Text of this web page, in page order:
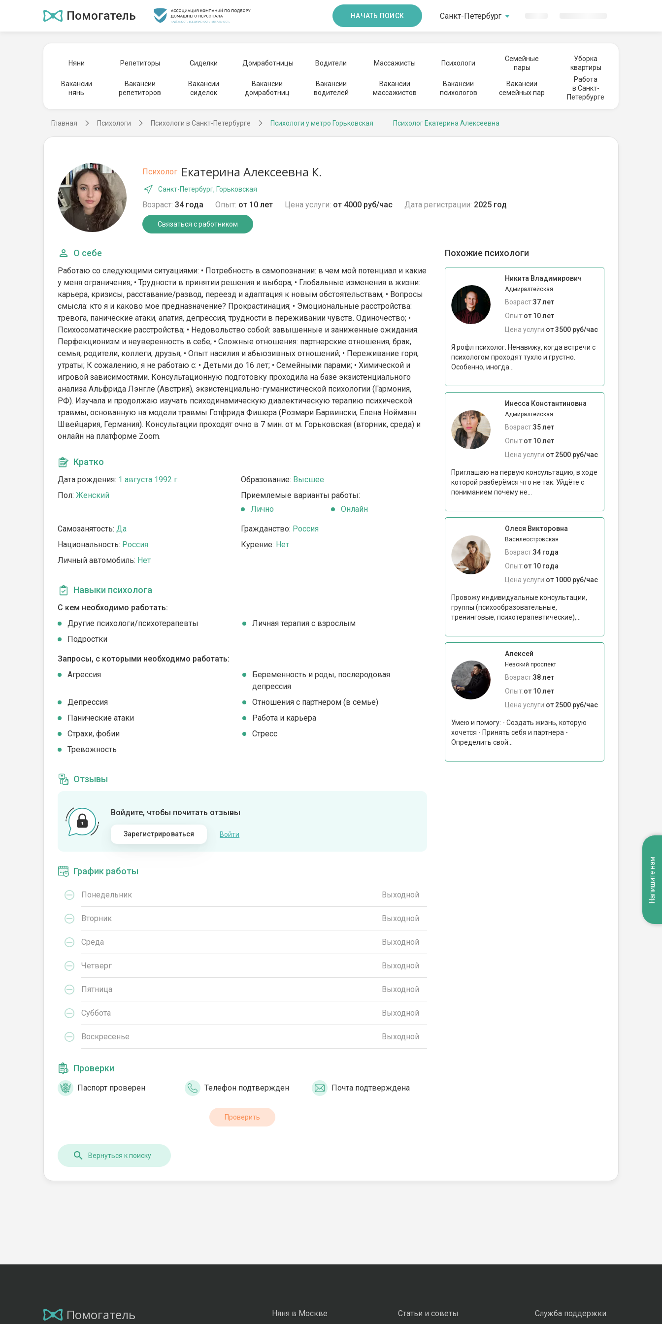
Помогатель НАЧАТЬ ПОИСК Санкт-Петербург
Няни Репетиторы Сиделки Домработницы Водители Массажисты Психологи
Семейные
пары
Уборка
квартиры
Вакансии
нянь
Вакансии
репетиторов
Вакансии
сиделок
Вакансии
домработниц
Вакансии
водителей
Вакансии
массажистов
Вакансии
психологов
Вакансии
семейных пар
Работа
в Санкт-
Петербурге
Главная Психологи Психологи в Санкт-Петербурге Психологи у метро Горьковская Психолог Екатерина Алексеевна
Психолог Екатерина Алексеевна К.
Санкт-Петербург, Горьковская
Возраст: 34 года Опыт: от 10 лет Цена услуги: от 4000 руб/час Дата регистрации: 2025 год
Связаться с работником
О себе
Работаю со следующими ситуациями: • Потребность в самопознании: в чем мой потенциал и какие
у меня ограничения; • Трудности в принятии решения и выбора; • Глобальные изменения в жизни:
карьера, кризисы, расставание/развод, переезд и адаптация к новым обстоятельствам; • Вопросы
смысла: кто я и каково мое предназначение? Прокрастинация; • Эмоциональные расстройства:
тревога, панические атаки, апатия, депрессия, трудности в переживании чувств. Одиночество; •
Психосоматические расстройства; • Недовольство собой: завышенные и заниженные ожидания.
Перфекционизм и неуверенность в себе; • Сложные отношения: партнерские отношения, брак,
семья, родители, коллеги, друзья; • Опыт насилия и абьюзивных отношений; • Переживание горя,
утраты; К сожалению, я не работаю с: • Детьми до 16 лет; • Семейными парами; • Химической и
игровой зависимостями. Консультационную подготовку проходила на базе экзистенциального
анализа Альфрида Лэнгле (Австрия), экзистенциально-гуманистической психологии (Гармония,
РФ). Изучала и продолжаю изучать психодинамическую диалектическую терапию психической
травмы, основанную на модели травмы Готфрида Фишера (Розмари Барвински, Елена Нойманн
Швейцария, Германия). Консультации проходят очно в 7 мин. от м. Горьковская (вторник, среда) и
онлайн на платформе Zoom.
Кратко
Дата рождения: 1 августа 1992 г. Образование: Высшее
Пол: Женский
Приемлемые варианты работы:
Лично
Онлайн
Самозанятость: Да Гражданство: Россия
Национальность: Россия Курение: Нет
Личный автомобиль: Нет
Навыки психолога
С кем необходимо работать:
Другие психологи/психотерапевты
Личная терапия с взрослым
Подростки
Запросы, с которыми необходимо работать:
Агрессия
Беременность и роды, послеродовая
депрессия
Депрессия
Отношения с партнером (в семье)
Панические атаки
Работа и карьера
Страхи, фобии
Стресс
Тревожность
Отзывы
Войдите, чтобы почитать отзывы
Зарегистрироваться Войти
График работы
Понедельник Выходной
Вторник Выходной
Среда Выходной
Четверг Выходной
Пятница Выходной
Суббота Выходной
Воскресенье Выходной
Проверки
Паспорт проверен Телефон подтвержден Почта подтверждена
Проверить
Похожие психологи
Никита Владимирович
Адмиралтейская
Возраст:37 лет
Опыт:от 10 лет
Цена услуги:от 3500 руб/час
Я рофл психолог. Ненавижу, когда встречи с
психологом проходят тухло и грустно.
Особенно, иногда...
Инесса Константиновна
Адмиралтейская
Возраст:35 лет
Опыт:от 10 лет
Цена услуги:от 2500 руб/час
Приглашаю на первую консультацию, в ходе
которой разберёмся что не так. Уйдёте с
пониманием почему не...
Олеся Викторовна
Василеостровская
Возраст:34 года
Опыт:от 10 года
Цена услуги:от 1000 руб/час
Провожу индивидуальные консультации,
группы (психообразовательные,
тренинговые, психотерапевтические),...
Алексей
Невский проспект
Возраст:38 лет
Опыт:от 10 лет
Цена услуги:от 2500 руб/час
Умею и помогу: - Создать жизнь, которую
хочется - Принять себя и партнера -
Определить свой...
Вернуться к поиску
Помогатель Няня в Москве Статьи и советы Служба поддержки:
Напишите нам